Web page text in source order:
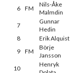
6 FM
Nils-Åke
Malmdin
7
Gunnar
Hedin
8
Erik Alquist
9 FM
Börje
Jansson
10
Henryk